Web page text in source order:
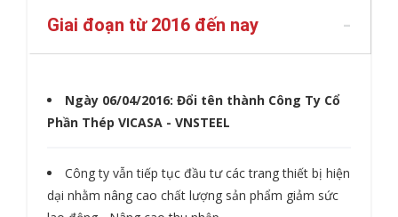
Giai đoạn từ 2016 đến nay
Ngày 06/04/2016: Đổi tên thành Công Ty Cổ
Phần Thép VICASA - VNSTEEL
Công ty vẫn tiếp tục đầu tư các trang thiết bị hiện
dại nhằm nâng cao chất lượng sản phẩm giảm sức